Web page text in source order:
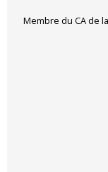
Membre du CA de